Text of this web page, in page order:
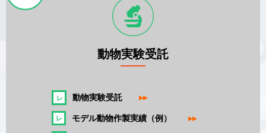
動物実験受託
動物実験受託▸▸
モデル動物作製実績（例） ▸▸